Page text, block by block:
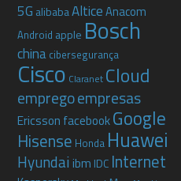
5G alibabaAlticeAnacom
Android apple Bosch
china cibersegurança
Cisco Claranet Cloud
empregoempresas
Ericsson facebookGoogle
Hisense Honda Huawei
Hyundai ibm IDC Internet